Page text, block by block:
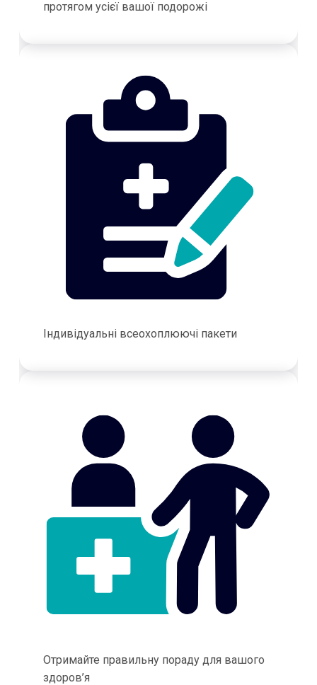
протягом усієї вашої подорожі
Індивідуальні всеохоплюючі пакети
Отримайте правильну пораду для вашого
здоров’я